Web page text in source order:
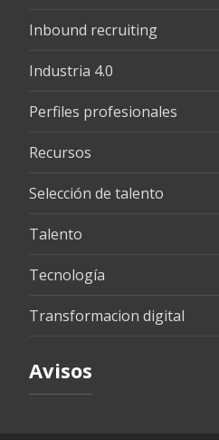
Inbound recruiting
Industria 4.0
Perfiles profesionales
Recursos
Selección de talento
Talento
Tecnología
Transformacion digital
Avisos